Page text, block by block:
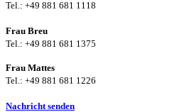
Tel.: +49 881 681 1118
Frau Breu
Tel.: +49 881 681 1375
Frau Mattes
Tel.: +49 881 681 1226
Nachricht senden